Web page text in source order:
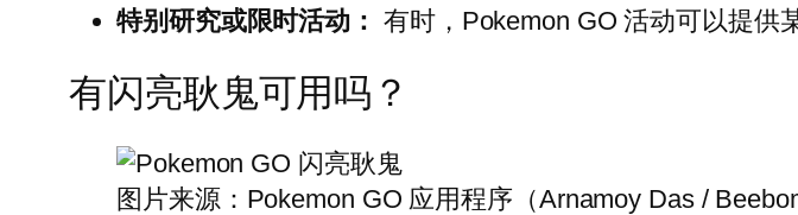
特别研究或限时活动： 有时，Pokemon GO 活动可以提供
有闪亮耿鬼可用吗？
图片来源：Pokemon GO 应用程序（Arnamoy Das /